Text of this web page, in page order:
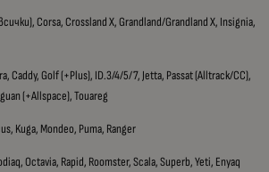
Corsa, Crossland X, Grandland/Grandland X, Insignia,
Caddy, Golf (+Plus), ID.3/4/5/7, Jetta, Passat (Alltrack/CC),
(+Allspace), Touareg
Kuga, Mondeo, Puma, Ranger
Octavia, Rapid, Roomster, Scala, Superb, Yeti, Enyaq